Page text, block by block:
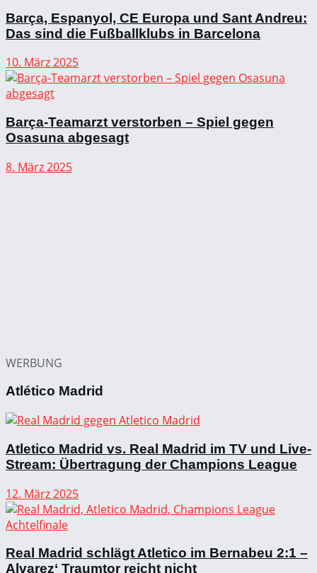
Barça, Espanyol, CE Europa und Sant Andreu:
Das sind die Fußballklubs in Barcelona
10. März 2025
Barça-Teamarzt verstorben – Spiel gegen
Osasuna abgesagt
8. März 2025
WERBUNG
Atlético Madrid
Atletico Madrid vs. Real Madrid im TV und Live-
Stream: Übertragung der Champions League
12. März 2025
Real Madrid schlägt Atletico im Bernabeu 2:1 –
Alvarez‘ Traumtor reicht nicht